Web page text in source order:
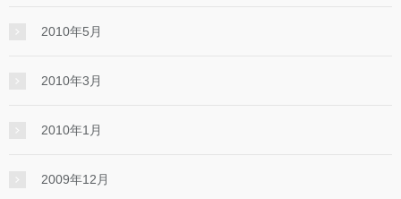
2010年5月
2010年3月
2010年1月
2009年12月